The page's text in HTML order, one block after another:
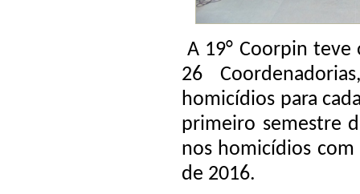
A 19° Coorpin
26
homicídios para
primeiro semestre
nos homicídios
de 2016.